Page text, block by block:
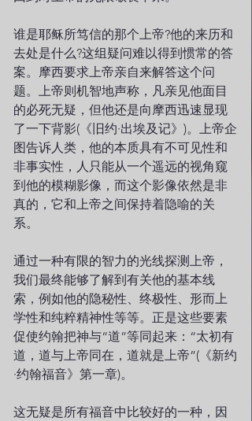
谁是耶稣所笃信的那个上帝?他的来历和
去处是什么?这组疑问难以得到惯常的答
案。摩西要求上帝亲自来解答这个问
题。上帝则机智地声称，凡亲见他面目
的必死无疑，但他还是向摩西迅速显现
了一下背影(《旧约·出埃及记》)。上帝企
图告诉人类，他的本质具有不可见性和
非事实性，人只能从一个遥远的视角窥
到他的模糊影像，而这个影像依然是非
真的，它和上帝之间保持着隐喻的关
系。
通过一种有限的智力的光线探测上帝，
我们最终能够了解到有关他的基本线
索，例如他的隐秘性、终极性、形而上
学性和纯粹精神性等等。正是这些要素
促使约翰把神与“道”等同起来：“太初有
道，道与上帝同在，道就是上帝”(《新约
·约翰福音》第一章)。
这无疑是所有福音中比较好的一种，因